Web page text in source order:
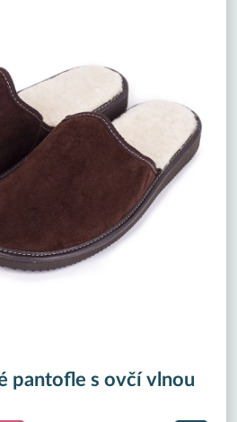
pantofle s ovčí vlnou